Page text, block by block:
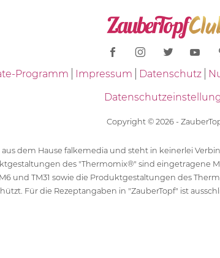
Programm Impressum Datenschutz
Copyright © 2026 -
aus dem Hause falkemedia und steht in keinerlei
des "Thermomix®" sind eingetragene
und TM31 sowie die Produktgestaltungen des
Für die Rezeptangaben in "ZauberTopf" ist